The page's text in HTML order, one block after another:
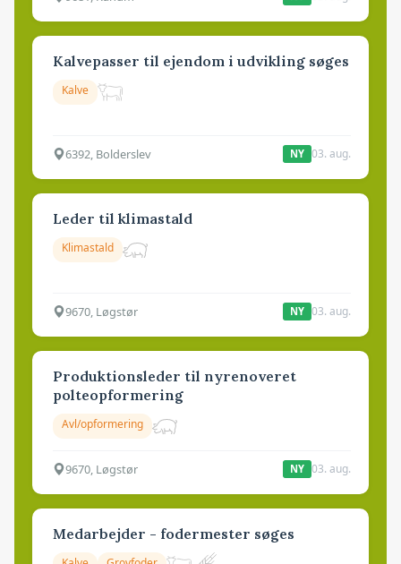
Kalvepasser til ejendom i udvikling søges
Kalve
6392, Bolderslev NY 03. aug.
Leder til klimastald
Klimastald
9670, Løgstør NY 03. aug.
Produktionsleder til nyrenoveret
polteopformering
Avl/opformering
9670, Løgstør NY 03. aug.
Medarbejder - fodermester søges